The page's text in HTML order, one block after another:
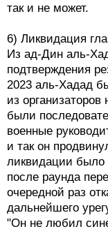
так и не может.
6) Ликвидация
Из ад-Дин аль-
подтверждения
2023 аль-Хадад
из
были
военные
и так он
ликвидации было
после раунда
очередной раз
дальнейшего
"Он не любил